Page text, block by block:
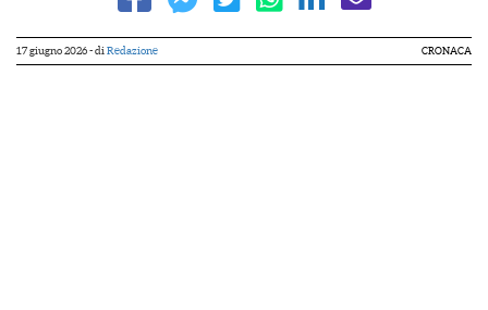
17 giugno 2026- di Redazione CRONACA